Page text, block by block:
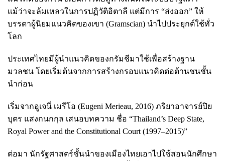
แม้ว่าจะล้มเหลวในการปฏิวัติอิตาลี แต่มีการ “ส่งออก” ให้
บรรดาผู้นิยมแนวคิดของเขา (Gramscian) นำไปประยุกต์ใช้ทั่ว
โลก
ประเทศไทยมีผู้นำแนวคิดของกรัมชีมาใช้เพื่อสร้างฐาน
มวลชน โดยเริ่มต้นจากการสร้างกรอบแนวคิดต่อต้านชนชั้น
นำก่อน
เริ่มจากอูเจนี่ เมรีโอ (Eugeni Merieau, 2016) ภริยาอาจารย์ปิย
บุตร แสงกนกกุล เสนอบทความ ชื่อ “Thailand’s Deep State,
Royal Power and the Constitutional Court (1997–2015)”
ต่อมา นักรัฐศาสตร์ชั้นนำของเมืองไทยเอาไปใช้สอนนักศึกษา